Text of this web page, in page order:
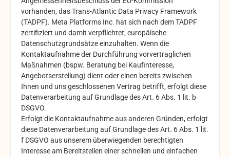
vorhanden, das Trans-Atlantic Data Privacy Framework
(TADPF). Meta Platforms Inc. hat sich nach dem TADPF
zertifiziert und damit verpflichtet, europäische
Datenschutzgrundsätze einzuhalten. Wenn die
Kontaktaufnahme der Durchführung vorvertraglichen
Maßnahmen (bspw. Beratung bei Kaufinteresse,
Angebotserstellung) dient oder einen bereits zwischen
Ihnen und uns geschlossenen Vertrag betrifft, erfolgt diese
Datenverarbeitung auf Grundlage des Art. 6 Abs. 1 lit. b
DSGVO.
Erfolgt die Kontaktaufnahme aus anderen Gründen, erfolgt
diese Datenverarbeitung auf Grundlage des Art. 6 Abs. 1 lit.
f DSGVO aus unserem überwiegenden berechtigten
Interesse am Bereitstellen einer schnellen und einfachen